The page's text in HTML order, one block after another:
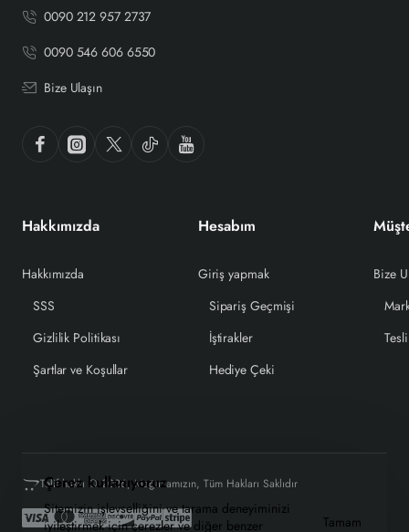
Çerez kullanıyoruz
Sitemizin işlevselliğini ve tarama deneyiminizi
iyileştirmek için çerezler ve diğer benzer
Tamam
0090 212 957 2737
0090 546 606 6550
Bize Ulaşın
Hakkımızda
Hakkımızda
SSS
Gizlilik Politikası
Şartlar ve Koşullar
Hesabım
Giriş yapmak
Sipariş Geçmişi
İştirakler
Hediye Çeki
Bize
Telif hakkı © 2026, Mağazamızın, Tüm Hakları Saklıdır